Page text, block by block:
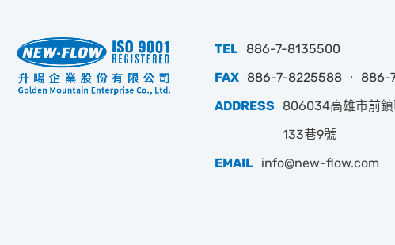
TEL 886-7-8135500
FAX 886-7-8225588 ‧ 886-
ADDRESS
806034高雄市前
133巷9號
EMAIL info@new-flow.com